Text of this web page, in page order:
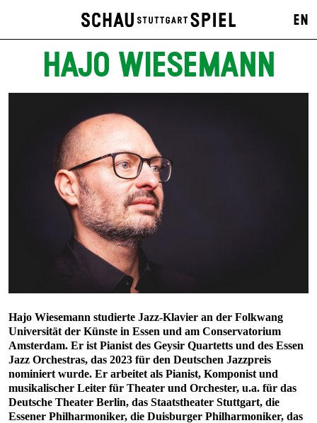
EN
HAJO WIESEMANN
Hajo Wiesemann studierte Jazz-Klavier an der Folkwang
Universität der Künste in Essen und am Conservatorium
Amsterdam. Er ist Pianist des Geysir Quartetts und des Essen
Jazz Orchestras, das 2023 für den Deutschen Jazzpreis
nominiert wurde. Er arbeitet als Pianist, Komponist und
musikalischer Leiter für Theater und Orchester, u.a. für das
Deutsche Theater Berlin, das Staatstheater Stuttgart, die
Essener Philharmoniker, die Duisburger Philharmoniker, das